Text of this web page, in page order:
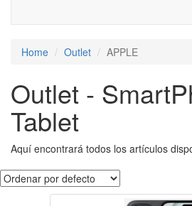
Home Outlet APPLE
Outlet -
Tablet
Aquí encontrará todos los artículos